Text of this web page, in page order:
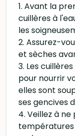
1. Avant la
cuillères à
les
2. Assurez-
et sèches
3. Les
pour nourrir
elles sont
ses gencives
4. Veillez à